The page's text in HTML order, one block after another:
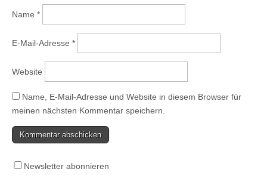
Name *
E-Mail-Adresse *
Website
Name, E-Mail-Adresse und Website in diesem Browser für
meinen nächsten Kommentar speichern.
Newsletter abonnieren